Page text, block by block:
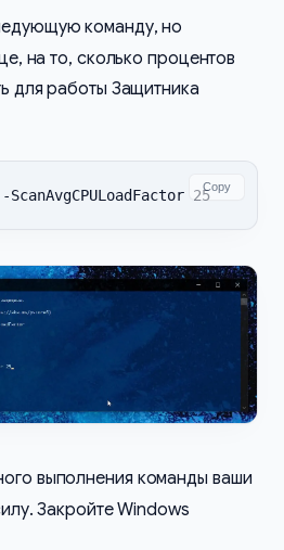
команду, но
на то, сколько процентов
для работы Защитника
25Copy
выполнения команды ваши
Закройте Windows